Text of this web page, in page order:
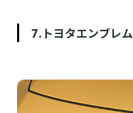
7.トヨタエンブレム